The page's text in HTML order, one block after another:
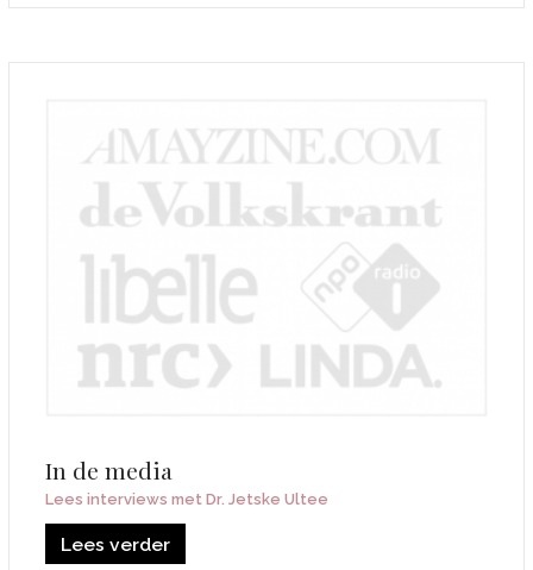
In de media
Lees interviews met Dr. Jetske Ultee
Lees verder